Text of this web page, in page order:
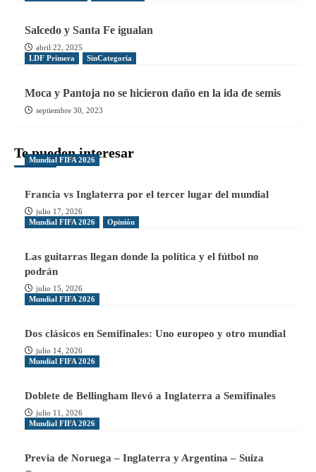
Salcedo y Santa Fe igualan
abril 22, 2025
LDF Primera
SinCategoria
Moca y Pantoja no se hicieron daño en la ida de semis
septiembre 30, 2023
Te pueden interesar
Mundial FIFA 2026
Francia vs Inglaterra por el tercer lugar del mundial
julio 17, 2026
Mundial FIFA 2026
Opinión
Las guitarras llegan donde la política y el fútbol no
podrán
julio 15, 2026
Mundial FIFA 2026
Dos clásicos en Semifinales: Uno europeo y otro mundial
julio 14, 2026
Mundial FIFA 2026
Doblete de Bellingham llevó a Inglaterra a Semifinales
julio 11, 2026
Mundial FIFA 2026
Previa de Noruega – Inglaterra y Argentina – Suiza